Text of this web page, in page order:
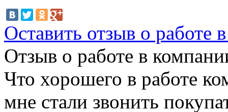
Оставить отзыв о работе
Отзыв о работе в
Что хорошего в работе
мне стали звонить